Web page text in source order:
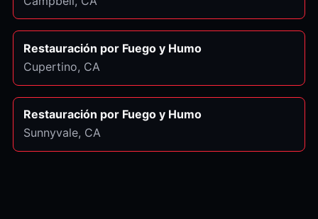
Restauración por Fuego y Humo
Cupertino, CA
Restauración por Fuego y Humo
Sunnyvale, CA